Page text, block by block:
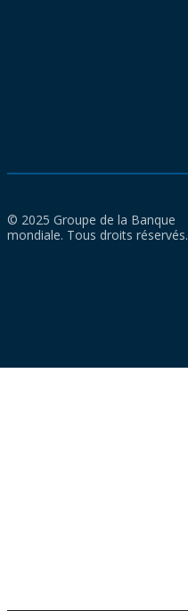
© 2025 Groupe de la Banque
mondiale. Tous droits réservés.